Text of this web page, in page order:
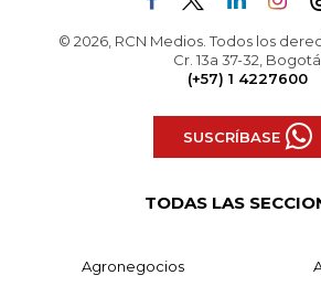
© 2026, RCN Medios. Todos los
Cr. 13a 37-32, Bogotá
(+57) 1 4227600
SUSCRÍBASE
TODAS LAS
Agronegocios